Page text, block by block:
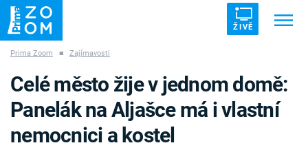
ŽIVĚ
ZÁHADY VETŘELCI DÁVNOVĚKU
Prima Zoom ■ Zajímavosti
Celé město žije v jednom domě:
Panelák na Aljašce má i vlastní
nemocnici a kostel